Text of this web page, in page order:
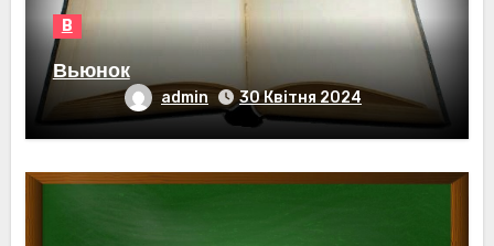
В
Вьюнок
admin 30 Квітня 2024